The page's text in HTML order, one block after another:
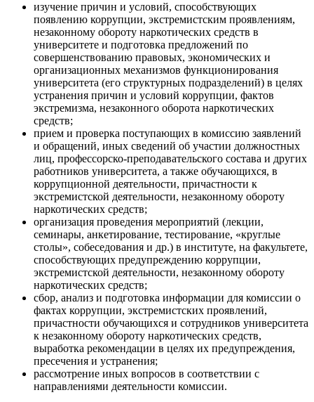
изучение причин и условий, способствующих
появлению коррупции, экстремистским проявлениям,
незаконному обороту наркотических средств в
университете и подготовка предложений по
совершенствованию правовых, экономических и
организационных механизмов функционирования
университета (его структурных подразделений) в целях
устранения причин и условий коррупции, фактов
экстремизма, незаконного оборота наркотических
средств;
прием и проверка поступающих в комиссию заявлений
и обращений, иных сведений об участии должностных
лиц, профессорско-преподавательского состава и других
работников университета, а также обучающихся, в
коррупционной деятельности, причастности к
экстремистской деятельности, незаконному обороту
наркотических средств;
организация проведения мероприятий (лекции,
семинары, анкетирование, тестирование, «круглые
столы», собеседования и др.) в институте, на факультете,
способствующих предупреждению коррупции,
экстремистской деятельности, незаконному обороту
наркотических средств;
сбор, анализ и подготовка информации для комиссии о
фактах коррупции, экстремистских проявлений,
причастности обучающихся и сотрудников университета
к незаконному обороту наркотических средств,
выработка рекомендации в целях их предупреждения,
пресечения и устранения;
рассмотрение иных вопросов в соответствии с
направлениями деятельности комиссии.